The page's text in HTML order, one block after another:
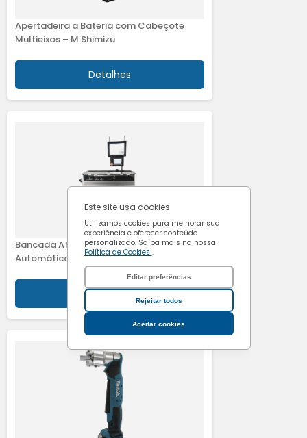
Este site usa cookies
Utilizamos cookies para melhorar sua
experiência e oferecer conteúdo
personalizado. Saiba mais na nossa
Política de Cookies .
Editar preferências
Rejeitar todos
Aceitar cookies
Cookies de
marketing
Apertadeira a Bateria com Cabeçote
Multieixos – M.Shimizu
Detalhes
Bancada ATW - Testador de Chave
Automático – M.Shimizu
Detalhes